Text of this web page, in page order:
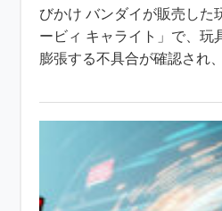
びかけ バンダイが販売した
ービィ キャライト」で、玩
膨張する不具合が確認され